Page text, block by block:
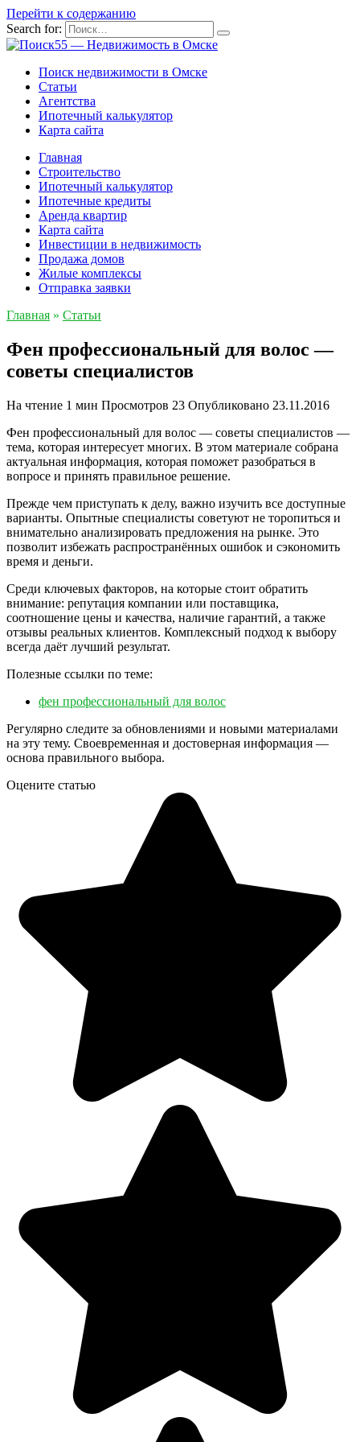
Перейти к содержанию
Search for:
Поиск недвижимости в Омске
Статьи
Агентства
Ипотечный калькулятор
Карта сайта
Главная
Строительство
Ипотечный калькулятор
Ипотечные кредиты
Аренда квартир
Карта сайта
Инвестиции в недвижимость
Продажа домов
Жилые комплексы
Отправка заявки
Главная » Статьи
Фен профессиональный для волос —
советы специалистов
На чтение 1 мин Просмотров 23 Опубликовано 23.11.2016
Фен профессиональный для волос — советы специалистов —
тема, которая интересует многих. В этом материале собрана
актуальная информация, которая поможет разобраться в
вопросе и принять правильное решение.
Прежде чем приступать к делу, важно изучить все доступные
варианты. Опытные специалисты советуют не торопиться и
внимательно анализировать предложения на рынке. Это
позволит избежать распространённых ошибок и сэкономить
время и деньги.
Среди ключевых факторов, на которые стоит обратить
внимание: репутация компании или поставщика,
соотношение цены и качества, наличие гарантий, а также
отзывы реальных клиентов. Комплексный подход к выбору
всегда даёт лучший результат.
Полезные ссылки по теме:
фен профессиональный для волос
Регулярно следите за обновлениями и новыми материалами
на эту тему. Своевременная и достоверная информация —
основа правильного выбора.
Оцените статью